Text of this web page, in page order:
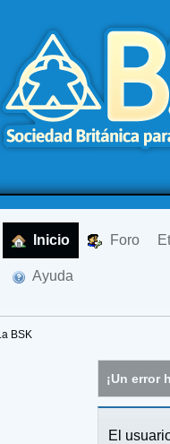
Inicio Foro
Ayuda
La BSK
¡Un error
El